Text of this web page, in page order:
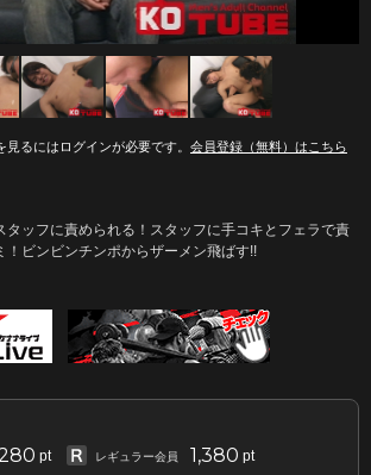
るにはログインが必要です。 会員登録（無料）はこちら
タッフに責められる！スタッフに手コキとフェラで責
！ビンビンチンポからザーメン飛ばす!!
pt レギュラー会員 1,380 pt